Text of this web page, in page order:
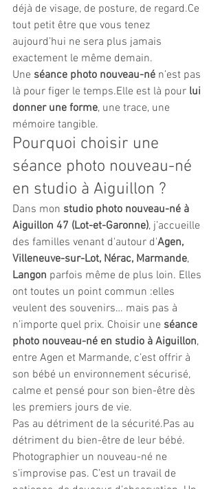
déjà de visage, de posture, de regard.Ce
tout petit être que vous tenez
aujourd’hui ne sera plus jamais
exactement le même demain.
Une séance photo nouveau-né n’est pas
là pour figer le temps.Elle est là pour lui
donner une forme, une trace, une
mémoire tangible.
Pourquoi choisir une
séance photo nouveau-né
en studio à Aiguillon ?
Dans mon studio photo nouveau-né à
Aiguillon 47 (Lot-et-Garonne), j’accueille
des familles venant d'autour d'Agen,
Villeneuve-sur-Lot, Nérac, Marmande,
Langon parfois même de plus loin. Elles
ont toutes un point commun :elles
veulent des souvenirs… mais pas à
n’importe quel prix. Choisir une séance
photo nouveau-né en studio à Aiguillon,
entre Agen et Marmande, c’est offrir à
son bébé un environnement sécurisé,
calme et pensé pour son bien-être dès
les premiers jours de vie.
Pas au détriment de la sécurité.Pas au
détriment du bien-être de leur bébé.
Photographier un nouveau-né ne
s’improvise pas. C’est un travail de